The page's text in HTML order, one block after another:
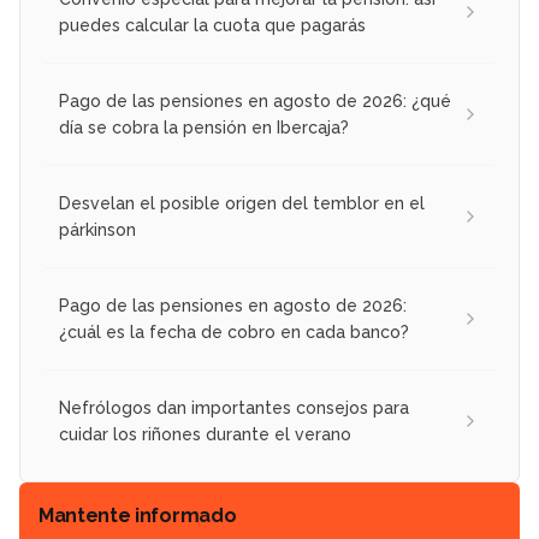
puedes calcular la cuota que pagarás
Pago de las pensiones en agosto de 2026: ¿qué
día se cobra la pensión en Ibercaja?
Desvelan el posible origen del temblor en el
párkinson
Pago de las pensiones en agosto de 2026:
¿cuál es la fecha de cobro en cada banco?
Nefrólogos dan importantes consejos para
cuidar los riñones durante el verano
Mantente informado